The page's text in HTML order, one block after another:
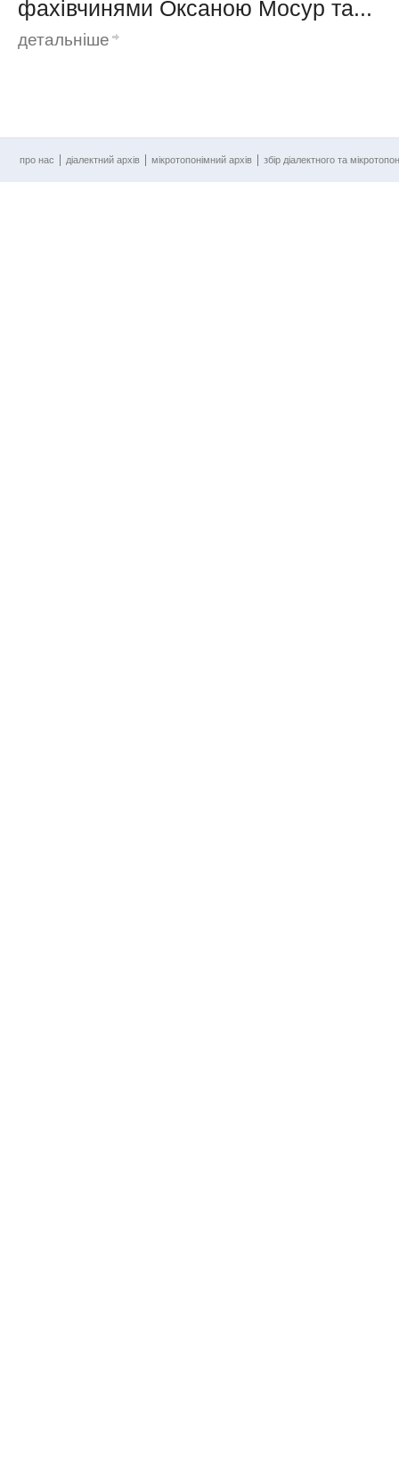
фахівчинями Оксаною Мосур та...
детальніше
про нас діалектний архів мікротопонімний архів збір діалектного та